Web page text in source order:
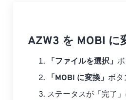
AZW3 を MOBI
「ファイルを選択」
「MOBI に変換」 ボタ
ステータスが「完了